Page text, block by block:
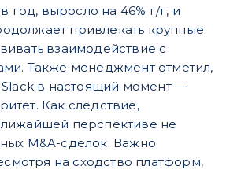
год, выросло на 46% г/г, и
привлекать крупные
взаимодействие с
Также менеджмент отметил,
Slack в настоящий момент —
Как следствие,
перспективе не
M&A-сделок. Важно
на сходство платформ,